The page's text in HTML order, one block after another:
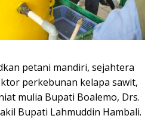
petani mandiri, sejahtera
perkebunan kelapa sawit,
mulia Bupati Boalemo, Drs.
Bupati Lahmuddin Hambali.